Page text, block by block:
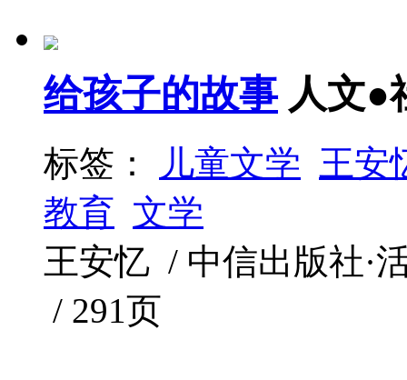
给孩子的故事 人文●
标签： 儿童文学 王安
教育 文学
王安忆 / 中信出版社·
/ 291页